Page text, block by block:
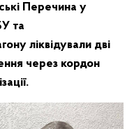
Перечина у
та
ліквідували дві
через кордон